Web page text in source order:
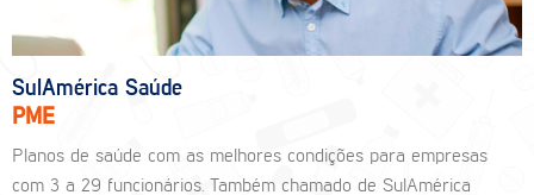
SulAmérica Saúde
PME
Planos de saúde com as melhores condições para empresas
com 3 a 29 funcionários. Também chamado de SulAmérica